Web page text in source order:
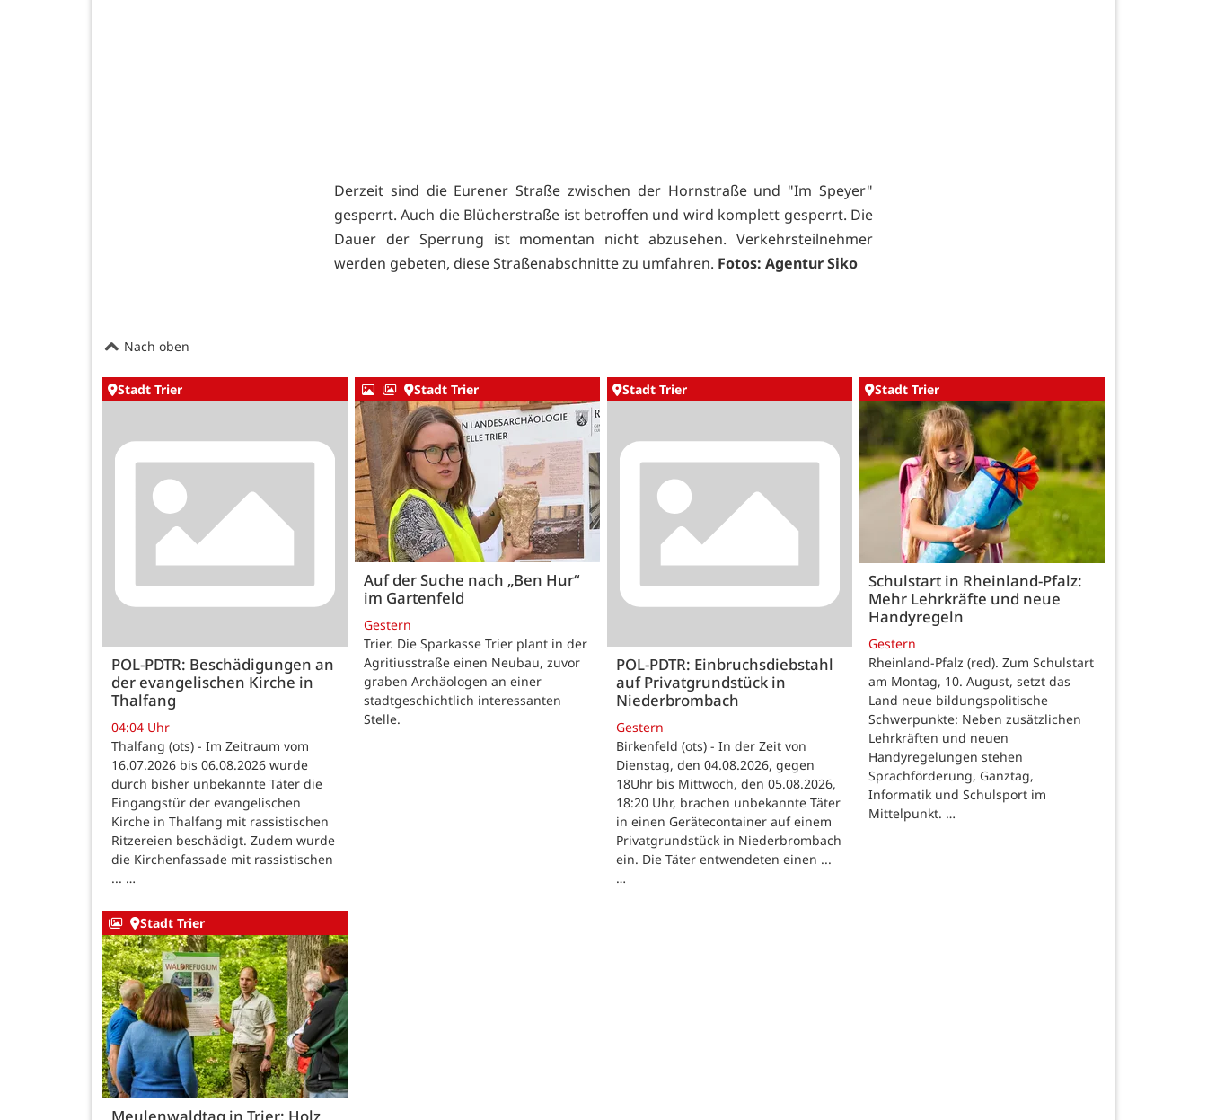
Derzeit sind die Eurener Straße zwischen der Hornstraße und "Im Speyer"
gesperrt. Auch die Blücherstraße ist betroffen und wird komplett gesperrt. Die
Dauer der Sperrung ist momentan nicht abzusehen. Verkehrsteilnehmer
werden gebeten, diese Straßenabschnitte zu umfahren. Fotos: Agentur Siko
Nach oben
Stadt Trier
POL-PDTR: Beschädigungen an
der evangelischen Kirche in
Thalfang
04:04 Uhr
Thalfang (ots) - Im Zeitraum vom
16.07.2026 bis 06.08.2026 wurde
durch bisher unbekannte Täter die
Eingangstür der evangelischen
Kirche in Thalfang mit rassistischen
Ritzereien beschädigt. Zudem wurde
die Kirchenfassade mit rassistischen
... …
Stadt Trier
Auf der Suche nach „Ben Hur“
im Gartenfeld
Gestern
Trier. Die Sparkasse Trier plant in der
Agritiusstraße einen Neubau, zuvor
graben Archäologen an einer
stadtgeschichtlich interessanten
Stelle.
Stadt Trier
POL-PDTR: Einbruchsdiebstahl
auf Privatgrundstück in
Niederbrombach
Gestern
Birkenfeld (ots) - In der Zeit von
Dienstag, den 04.08.2026, gegen
18Uhr bis Mittwoch, den 05.08.2026,
18:20 Uhr, brachen unbekannte Täter
in einen Gerätecontainer auf einem
Privatgrundstück in Niederbrombach
ein. Die Täter entwendeten einen ...
…
Stadt Trier
Schulstart in Rheinland-Pfalz:
Mehr Lehrkräfte und neue
Handyregeln
Gestern
Rheinland-Pfalz (red). Zum Schulstart
am Montag, 10. August, setzt das
Land neue bildungspolitische
Schwerpunkte: Neben zusätzlichen
Lehrkräften und neuen
Handyregelungen stehen
Sprachförderung, Ganztag,
Informatik und Schulsport im
Mittelpunkt. …
Stadt Trier